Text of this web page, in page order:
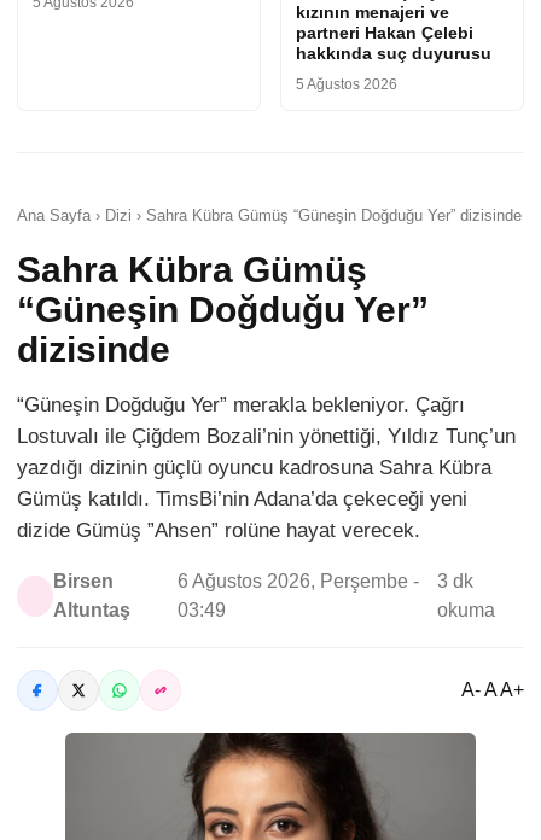
kızının menajeri ve
partneri Hakan Çelebi
hakkında suç duyurusu
5 Ağustos 2026
Ana Sayfa › Dizi › Sahra Kübra Gümüş “Güneşin Doğduğu Yer” dizisinde
Sahra Kübra Gümüş
“Güneşin Doğduğu Yer”
dizisinde
“Güneşin Doğduğu Yer” merakla bekleniyor. Çağrı
Lostuvalı ile Çiğdem Bozali’nin yönettiği, Yıldız Tunç’un
yazdığı dizinin güçlü oyuncu kadrosuna Sahra Kübra
Gümüş katıldı. TimsBi’nin Adana’da çekeceği yeni
dizide Gümüş ”Ahsen” rolüne hayat verecek.
Birsen
Altuntaş
6 Ağustos 2026, Perşembe -
03:49
3 dk
okuma
A- A A+